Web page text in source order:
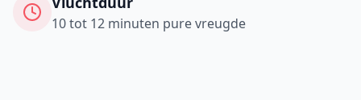
10 tot 12 minuten pure vreugde